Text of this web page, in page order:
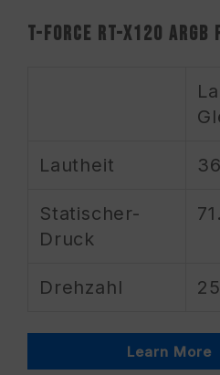
T-FORCE RT-X120 ARGB
Lautheit
Statischer-
Druck
Drehzahl
Learn More